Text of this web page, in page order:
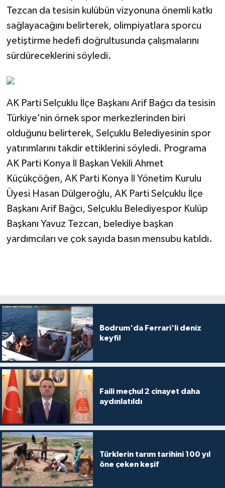
Tezcan da tesisin kulübün vizyonuna önemli katkı
sağlayacağını belirterek, olimpiyatlara sporcu
yetiştirme hedefi doğrultusunda çalışmalarını
sürdüreceklerini söyledi.
AK Parti Selçuklu İlçe Başkanı Arif Bağcı da tesisin
Türkiye'nin örnek spor merkezlerinden biri
olduğunu belirterek, Selçuklu Belediyesinin spor
yatırımlarını takdir ettiklerini söyledi. Programa
AK Parti Konya İl Başkan Vekili Ahmet
Küçükçöğen, AK Parti Konya İl Yönetim Kurulu
Üyesi Hasan Dülgeroğlu, AK Parti Selçuklu İlçe
Başkanı Arif Bağcı, Selçuklu Belediyespor Kulüp
Başkanı Yavuz Tezcan, belediye başkan
yardımcıları ve çok sayıda basın mensubu katıldı.
Bodrum'da Ferrari'li deniz
keyfi!
Faili meçhul 2 cinayet daha
aydınlatıldı
Türklerin tarım tarihini 100 yıl
öne çeken keşif